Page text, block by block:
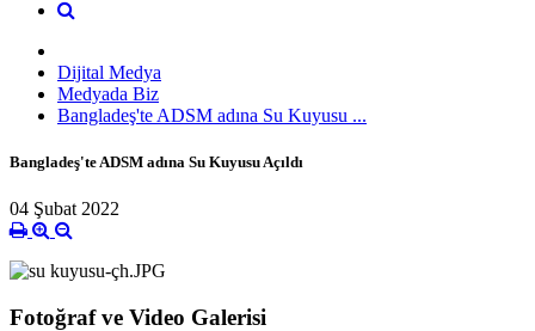
Dijital Medya
Medyada Biz
Bangladeş'te ADSM adına Su Kuyusu ...
Bangladeş'te ADSM adına Su Kuyusu Açıldı
04 Şubat 2022
Fotoğraf ve Video Galerisi